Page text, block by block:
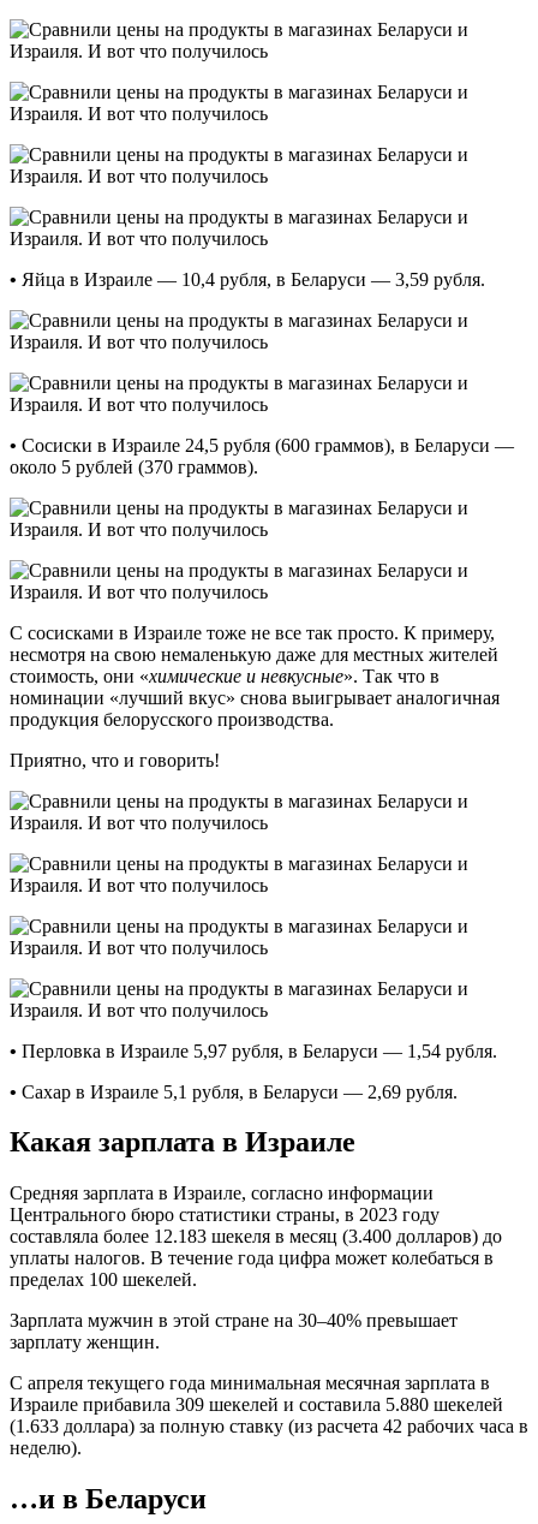
• Яйца в Израиле — 10,4 рубля, в Беларуси — 3,59 рубля.
• Сосиски в Израиле 24,5 рубля (600 граммов), в Беларуси —
около 5 рублей (370 граммов).
С сосисками в Израиле тоже не все так просто. К примеру,
несмотря на свою немаленькую даже для местных жителей
стоимость, они «химические и невкусные». Так что в
номинации «лучший вкус» снова выигрывает аналогичная
продукция белорусского производства.
Приятно, что и говорить!
• Перловка в Израиле 5,97 рубля, в Беларуси — 1,54 рубля.
• Сахар в Израиле 5,1 рубля, в Беларуси — 2,69 рубля.
Какая зарплата в Израиле
Средняя зарплата в Израиле, согласно информации
Центрального бюро статистики страны, в 2023 году
составляла более 12.183 шекеля в месяц (3.400 долларов) до
уплаты налогов. В течение года цифра может колебаться в
пределах 100 шекелей.
Зарплата мужчин в этой стране на 30–40% превышает
зарплату женщин.
С апреля текущего года минимальная месячная зарплата в
Израиле прибавила 309 шекелей и составила 5.880 шекелей
(1.633 доллара) за полную ставку (из расчета 42 рабочих часа в
неделю).
…и в Беларуси